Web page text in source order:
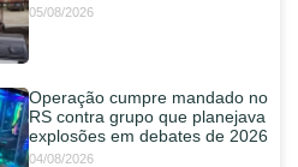
05/08/2026
Operação cumpre mandado no
RS contra grupo que planejava
explosões em debates de 2026
04/08/2026